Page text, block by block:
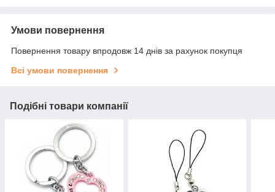
Умови повернення
Повернення товару впродовж 14 днів за рахунок покупця
Всі умови повернення
Подібні товари компанії